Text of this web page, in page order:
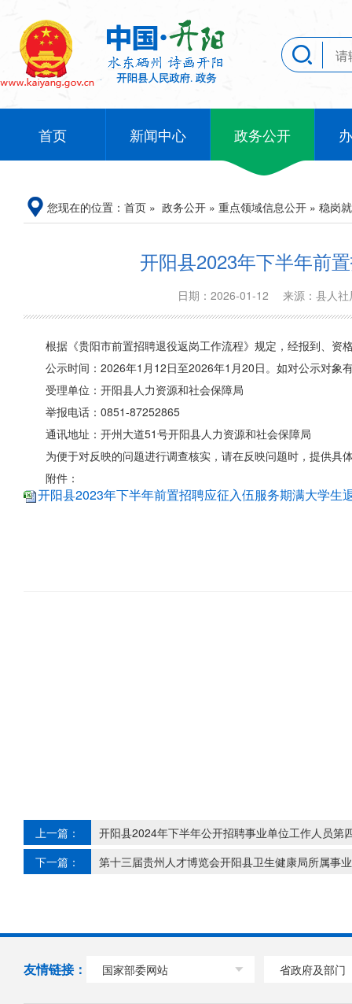
首页 新闻中心 政务公开
您现在的位置： 首页 » 政务公开 » 重点领域信息公开 » 稳岗
开阳县2023年下半年前
日期：2026-01-12 来源：县人
根据《贵阳市前置招聘退役返岗工作流程》规定，经报到、
公示时间：2026年1月12日至2026年1月20日。如对公示对
受理单位：开阳县人力资源和社会保障局
举报电话：0851-87252865
通讯地址：开州大道51号开阳县人力资源和社会保障局
为便于对反映的问题进行调查核实，请在反映问题时，提供
附件：
开阳县2023年下半年前置招聘应征入伍服务期满大学生
上一篇：
开阳县2024年下半年公开招聘事业单位工作人员第
下一篇：
第十三届贵州人才博览会开阳县卫生健康局所属事
友情链接： 国家部委网站 省政府及部门